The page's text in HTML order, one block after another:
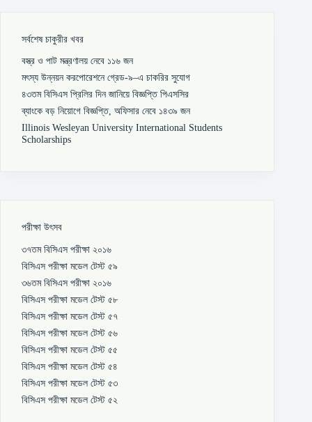
সর্বশেষ চাকুরীর খবর
বস্ত্র ও পাট মন্ত্রণালয় নেবে ১১৬ জন
মৎস্য উন্নয়ন করপোরেশনে গ্রেড-৯–এ চাকরির সুযোগ
৪৩তম বিসিএস প্রিলির দিন জানিয়ে বিজ্ঞপ্তি পিএসসির
ব্যাংকে বড় নিয়োগে বিজ্ঞপ্তি, অফিসার নেবে ১৪৩৯ জন
Illinois Wesleyan University International Students
Scholarships
পরীক্ষা উৎসব
৩৭তম বিসিএস পরীক্ষা ২০১৬
বিসিএস পরীক্ষা মডেল টেস্ট ৫৯
৩৬তম বিসিএস পরীক্ষা ২০১৬
বিসিএস পরীক্ষা মডেল টেস্ট ৫৮
বিসিএস পরীক্ষা মডেল টেস্ট ৫৭
বিসিএস পরীক্ষা মডেল টেস্ট ৫৬
বিসিএস পরীক্ষা মডেল টেস্ট ৫৫
বিসিএস পরীক্ষা মডেল টেস্ট ৫৪
বিসিএস পরীক্ষা মডেল টেস্ট ৫৩
বিসিএস পরীক্ষা মডেল টেস্ট ৫২